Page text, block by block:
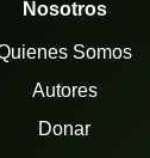
Nosotros
Somos
Autores
Donar